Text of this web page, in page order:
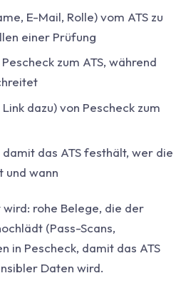
E-Mail, Rolle) vom ATS zu
einer Prüfung
zum ATS, während
dazu) von Pescheck zum
damit das ATS festhält, wer die
und wann
rohe Belege, die der
(Pass-Scans,
in Pescheck, damit das ATS
Daten wird.